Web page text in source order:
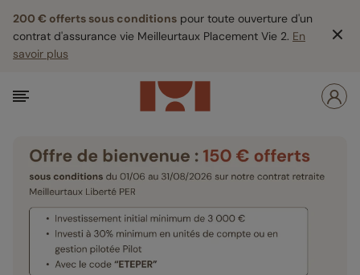
200 € offerts sous conditions pour toute ouverture d'un
contrat d'assurance vie Meilleurtaux Placement Vie 2. En
savoir plus